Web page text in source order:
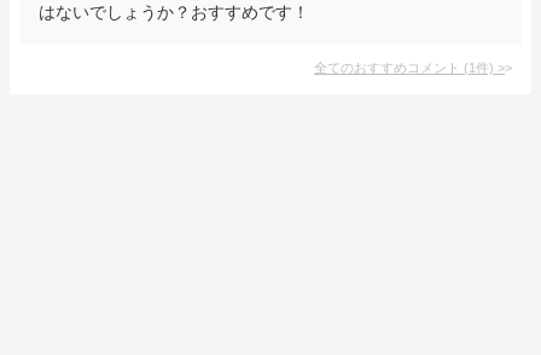
はないでしょうか？おすすめです！
全てのおすすめコメント (1件) >